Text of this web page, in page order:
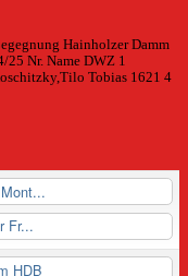
Hainholzer Damm
25 Nr. Name DWZ 1
Tobias 1621 4
Fr...
HDB